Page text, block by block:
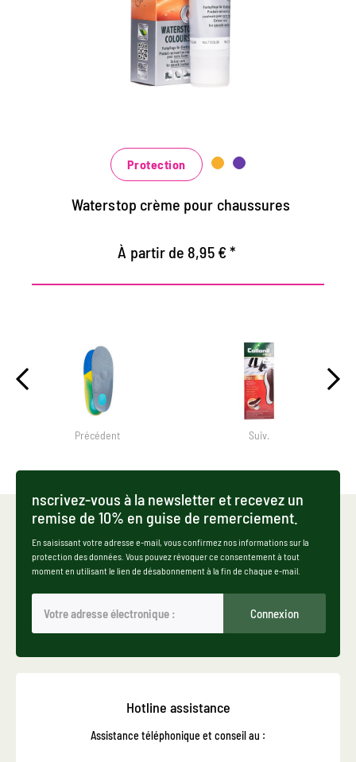
Maintient tous les matériaux de cuir lisse et
de haute technologie avec effet
d'imprégnation
bleu, vert et rouge
Protection
Waterstop crème pour chaussures
À partir de 8,95 € *
Précédent Suiv.
nscrivez-vous à la newsletter et recevez un
remise de 10% en guise de remerciement.
En saisissant votre adresse e-mail, vous confirmez nos informations sur la
protection des données. Vous pouvez révoquer ce consentement à tout
moment en utilisant le lien de désabonnement à la fin de chaque e-mail.
Connexion
Hotline assistance
Assistance téléphonique et conseil au :